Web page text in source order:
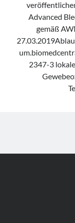
Advanced
gemäß
2347-3